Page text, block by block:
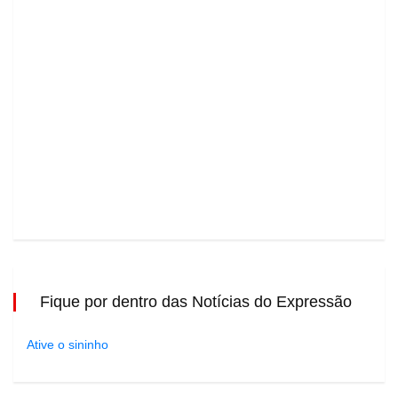
Fique por dentro das Notícias do Expressão
Ative o sininho